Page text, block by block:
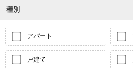
種別
アパート
戸建て